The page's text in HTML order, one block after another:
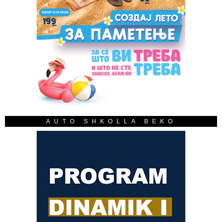
AUTO SHKOLLA BEKO